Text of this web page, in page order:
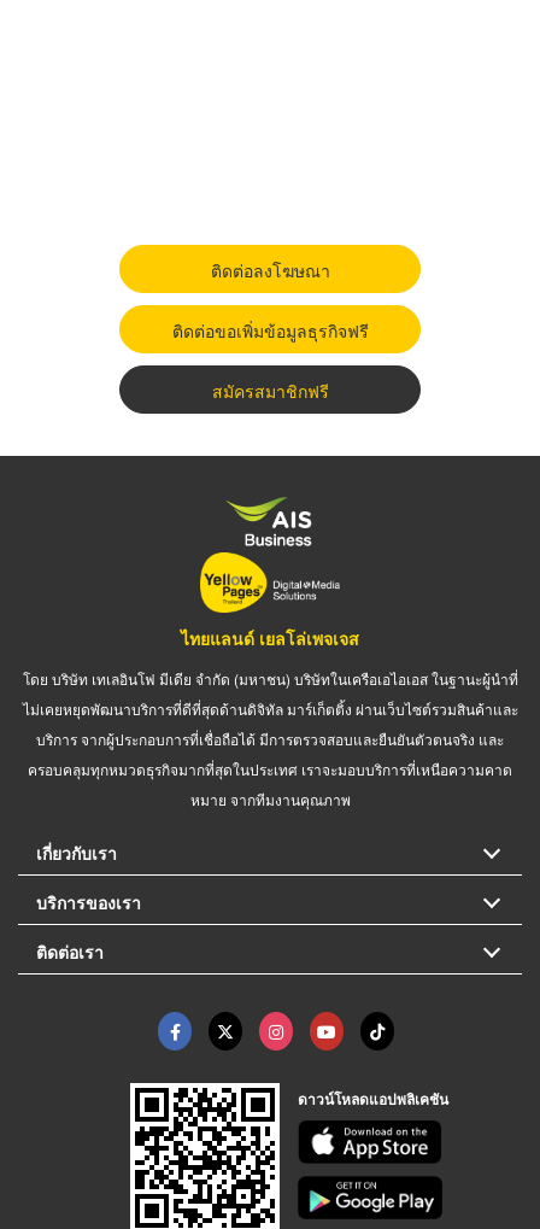
ติดต่อลงโฆษณา
ติดต่อขอเพิ่มข้อมูลธุรกิจฟรี
สมัครสมาชิกฟรี
ไทยแลนด์ เยลโล่เพจเจส
โดย บริษัท เทเลอินโฟ มีเดีย จำกัด (มหาชน) บริษัทในเครือเอไอเอส ในฐานะผู้นำที่
ไม่เคยหยุดพัฒนาบริการที่ดีที่สุดด้านดิจิทัล มาร์เก็ตติ้ง ผ่านเว็บไซต์รวมสินค้าและ
บริการ จากผู้ประกอบการที่เชื่อถือได้ มีการตรวจสอบและยืนยันตัวตนจริง และ
ครอบคลุมทุกหมวดธุรกิจมากที่สุดในประเทศ เราจะมอบบริการที่เหนือความคาด
หมาย จากทีมงานคุณภาพ
เกี่ยวกับเรา
บริการของเรา
ติดต่อเรา
ดาวน์โหลดแอปพลิเคชัน